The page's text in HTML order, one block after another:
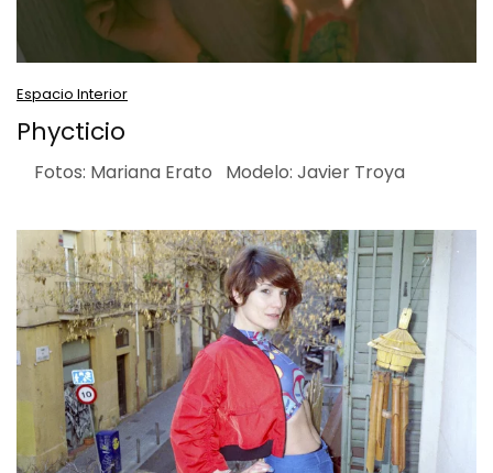
Espacio Interior
Phycticio
Fotos: Mariana Erato Modelo: Javier Troya